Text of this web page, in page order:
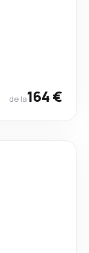
de la164 €